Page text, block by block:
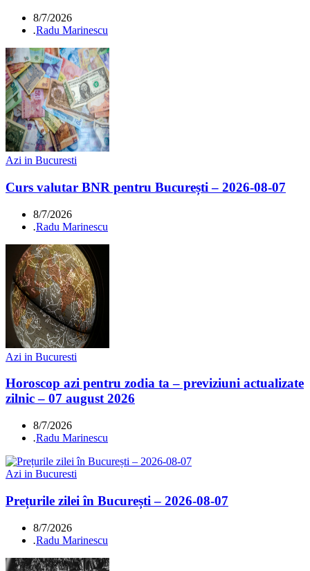
8/7/2026
.Radu Marinescu
Azi in Bucuresti
Curs valutar BNR pentru București – 2026-08-07
8/7/2026
.Radu Marinescu
Azi in Bucuresti
Horoscop azi pentru zodia ta – previziuni actualizate
zilnic – 07 august 2026
8/7/2026
.Radu Marinescu
Azi in Bucuresti
Prețurile zilei în București – 2026-08-07
8/7/2026
.Radu Marinescu